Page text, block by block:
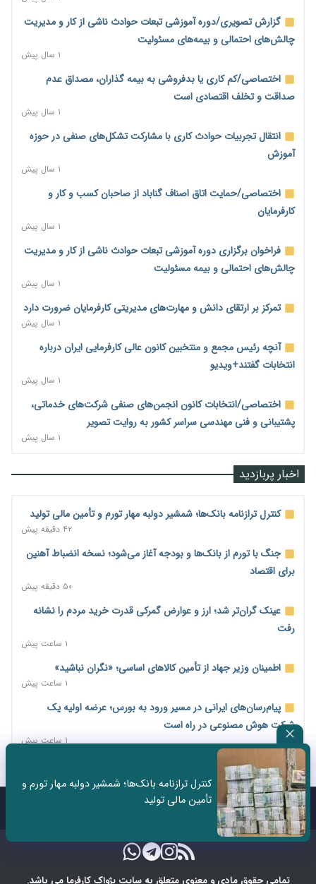
گزارش تصویری/دوره آموزشی تبعات حوادث ناشی از کار و مدیریت
چالش‌های احتمالی و بیمه‌های مسئولیت
۱ سال پیش
اختصاصی/کم کاری یا بدفروشی به بیمه گذاران، مصداق عدم
صداقت و تخلف اقتصادی است
۱ سال پیش
انتقال تجربیات حوادث کاری با مشارکت تشکل‌های صنفی در حوزه
آموزش
۱ سال پیش
اختصاصی/حمایت اتاق اصناف گناباد از صاحبان کسب و کار و
کارفرمایان
۱ سال پیش
فراخوان برگزاری دوره آموزشی تبعات حوادث ناشی از کار و مدیریت
چالش‌های احتمالی و بیمه مسئولیت
۱ سال پیش
تمرکز بر ارتقای دانش و مهارت‌های مدیریتی کارفرمایان ضرورت دارد
۱ سال پیش
آنچه رئیس مجمع و منتخبین کانون عالی کارفرمایی ایران درباره
انتخابات گفتند+ویدیو
۱ سال پیش
اختصاصی/انتخابات کانون انجمن‌های صنفی شرکت‌های خدماتی،
پشتیبانی و فنی مهندسی سراسر کشور به روایت تصویر
۱ سال پیش
اخبار پربازدید
کنترل ترازنامه بانک‌ها؛ شمشیر دولبه مهار تورم و تأمین مالی تولید
۴۲ دقیقه پیش
جنگ با تورم از بانک‌ها و بودجه آغاز می‌شود؛ نسخه انضباط آهنین
برای اقتصاد
۵۰ دقیقه پیش
عینک گران‌تر شد؛ ارز و عوارض گمرکی قدرت خرید مردم را نشانه
رفت
۱ ساعت پیش
اطمینان وزیر جهاد از تأمین کالاهای اساسی؛ «نگران نباشید»
۱ ساعت پیش
پیام‌رسان‌های ایرانی در مسیر ورود به بورس؛ عرضه اولیه یک
شرکت هوش مصنوعی در راه است
۱ ساعت پیش
کنترل ترازنامه بانک‌ها؛ شمشیر دولبه مهار تورم و
تأمین مالی تولید
تمامی حقوق مادی و معنوی متعلق به سایت پژواک کارفرما می باشد.